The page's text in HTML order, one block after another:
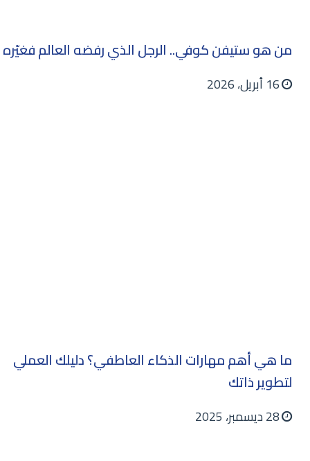
من هو ستيفن كوفي.. الرجل الذي رفضه العالم فغيّره
16 أبريل، 2026
ما هي أهم مهارات الذكاء العاطفي؟ دليلك العملي
لتطوير ذاتك
28 ديسمبر، 2025